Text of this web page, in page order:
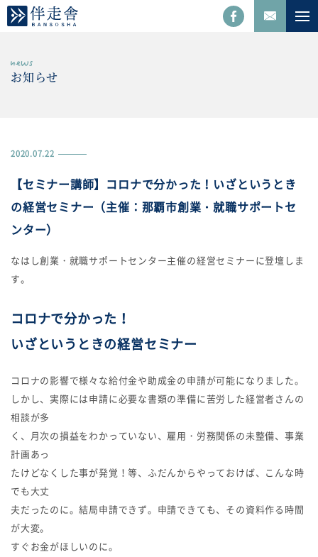
お知らせ
2020.07.22
【セミナー講師】コロナで分かった！いざというとき
の経営セミナー（主催：那覇市創業・就職サポートセ
ンター）
なはし創業・就職サポートセンター主催の経営セミナーに登壇しま
す。
コロナで分かった！
いざというときの経営セミナー
コロナの影響で様々な給付金や助成金の申請が可能になりました。
しかし、実際には申請に必要な書類の準備に苦労した経営者さんの
相談が多
く、月次の損益をわかっていない、雇用・労務関係の未整備、事業
計画あっ
たけどなくした事が発覚！等、ふだんからやっておけば、こんな時
でも大丈
夫だったのに。結局申請できず。申請できても、その資料作る時間
が大変。
すぐお金がほしいのに。